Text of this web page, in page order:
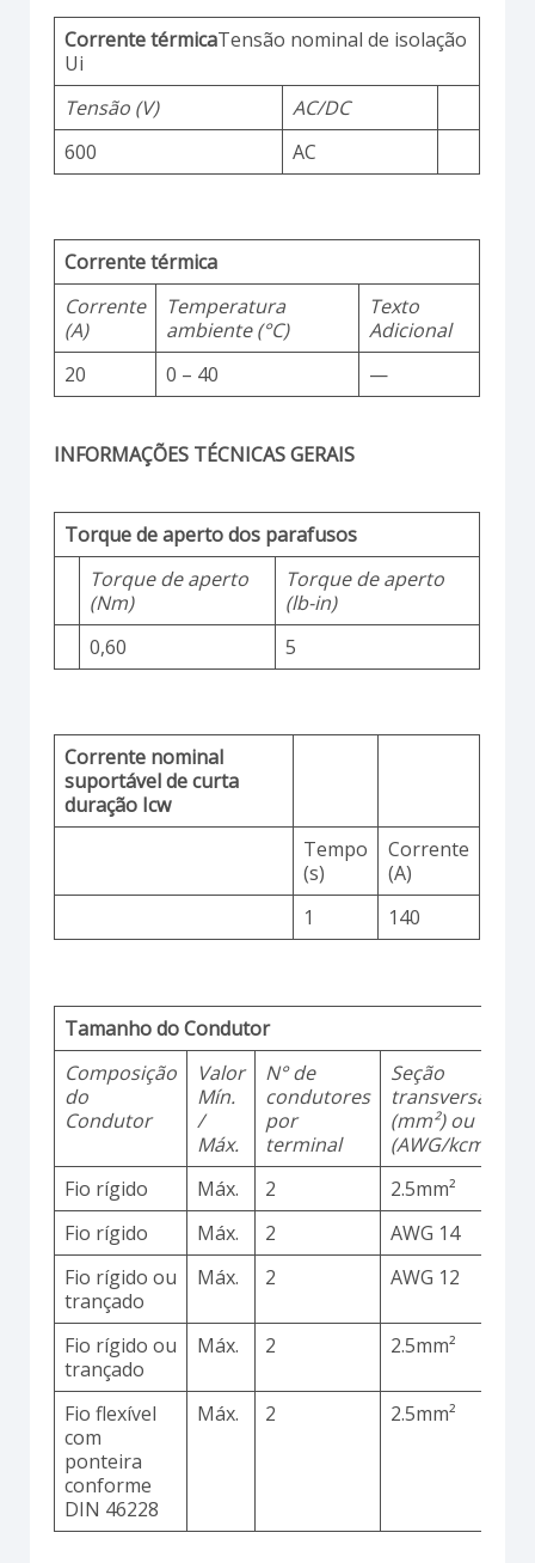
Corrente térmicaTensão nominal de isolação
Ui
Tensão (V)
AC/DC
600
AC
Corrente térmica
Corrente
(A)
Temperatura
ambiente (°C)
Texto
Adicional
20
0 – 40 —
INFORMAÇÕES TÉCNICAS GERAIS
Torque de aperto dos parafusos
Torque de aperto
(Nm)
Torque de aperto
(lb-in)
0,60
5
Corrente nominal
suportável de curta
duração Icw
Tempo
(s)
Corrente
(A)
1
140
Tamanho do Condutor
Composição
do
Condutor
Valor
Mín.
/
Máx.
N° de
condutores
por
terminal
Seção
transversal
(mm²) ou
(AWG/kcmil)
Fio rígido Máx. 2 2.5mm²
Fio rígido
Máx. 2 AWG 14
Fio rígido ou
trançado
Máx. 2 AWG 12
Fio rígido ou
trançado
Máx. 2 2.5mm²
Fio flexível
com
ponteira
conforme
DIN 46228
Máx. 2 2.5mm²